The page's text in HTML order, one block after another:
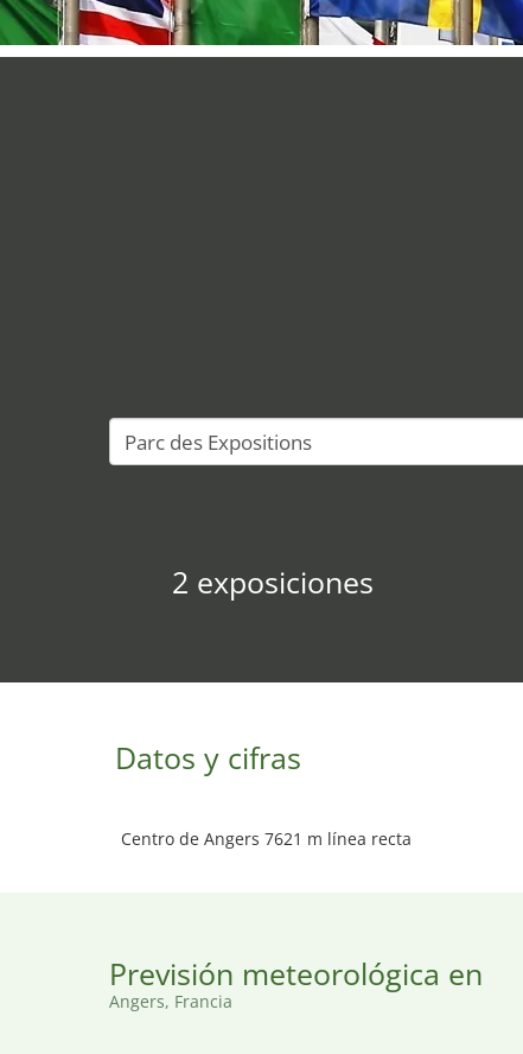
2 exposiciones
Datos y cifras
Centro de Angers 7621 m línea recta
Previsión meteorológica en
Angers, Francia